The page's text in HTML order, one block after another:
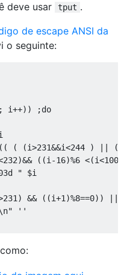
deve usar
tput .
de escape ANSI da
o seguinte:
; i++)) ;do
(( ( (i>231&&i<244 ) (
232)&& ((i -16)%6 <(i<100
" $i
231 ) && ((i+1 )%8==0))
''